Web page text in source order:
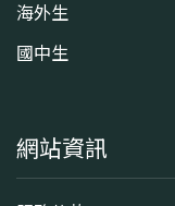
海外生
國中生
網站資訊